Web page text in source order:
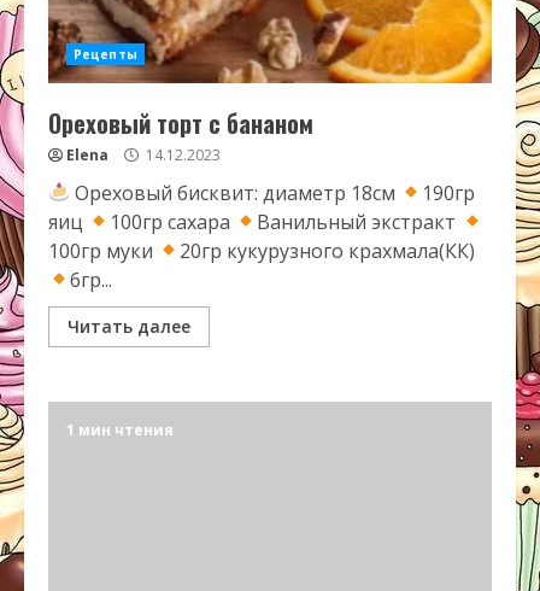
Рецепты
Ореховый торт с бананом
Elena 14.12.2023
Ореховый бисквит: диаметр 18см
190гр
яиц
100гр сахара
Ванильный экстракт
100гр муки
20гр кукурузного крахмала(КК)
6гр...
Читать далее
1 мин чтения